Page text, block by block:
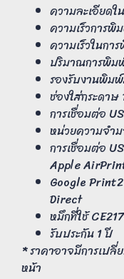
ความละเอียด
ความเร็วการ
ความเร็วในก
ปริมาณการพิม
รองรับงานพิม
ช่องใส่กระดา
การเชื่อมต่อ
หน่วยความจำ
การเชื่อมต่อ
Apple
Google
Direct
หมึกที่ใช้
รับประกัน 1 ปี
* ราคาอาจมีการเปลี่
หน้า